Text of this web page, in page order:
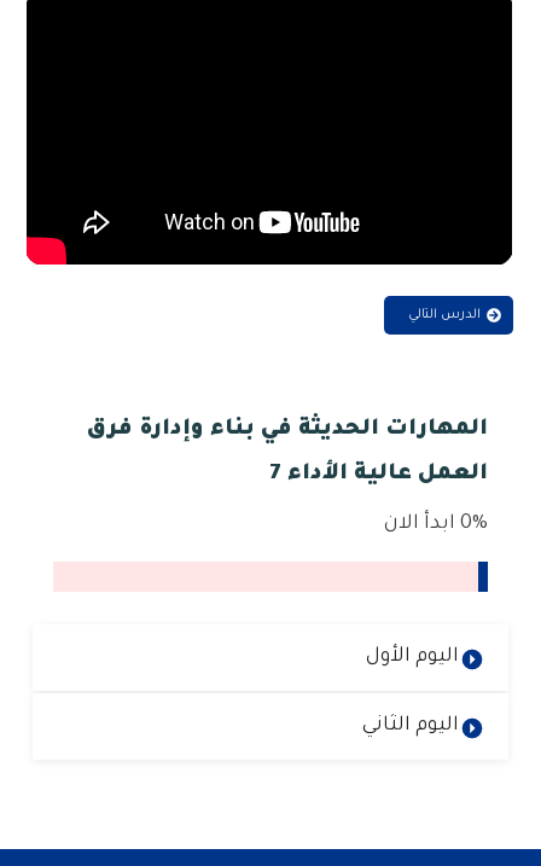
الدرس التالي
المهارات الحديثة في بناء وإدارة فرق
العمل عالية الأداء 7
0% ابدأ الان
اليوم الأول
اليوم الثاني